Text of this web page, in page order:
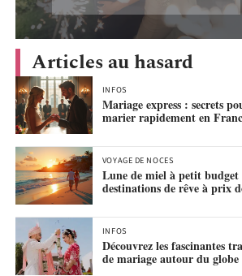
Articles au hasard
INFOS
Mariage express : secrets
marier rapidement en
VOYAGE DE NOCES
Lune de miel à petit budget
destinations de rêve à prix
INFOS
Découvrez les fascinantes
de mariage autour du globe